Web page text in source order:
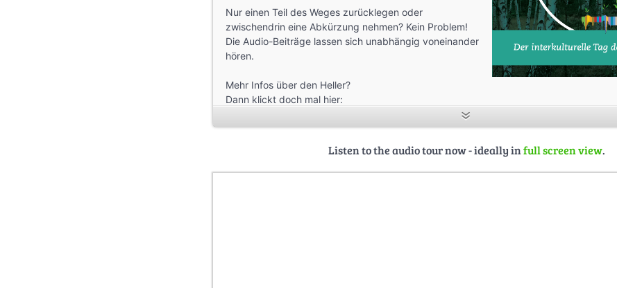
Nur einen Teil des Weges zurücklegen oder
zwischendrin eine Abkürzung nehmen? Kein Problem!
Die Audio-Beiträge lassen sich unabhängig voneinander
hören.
Mehr Infos über den Heller?
Dann klickt doch mal hier:
Listen to the audio tour now - ideally infull screen view.